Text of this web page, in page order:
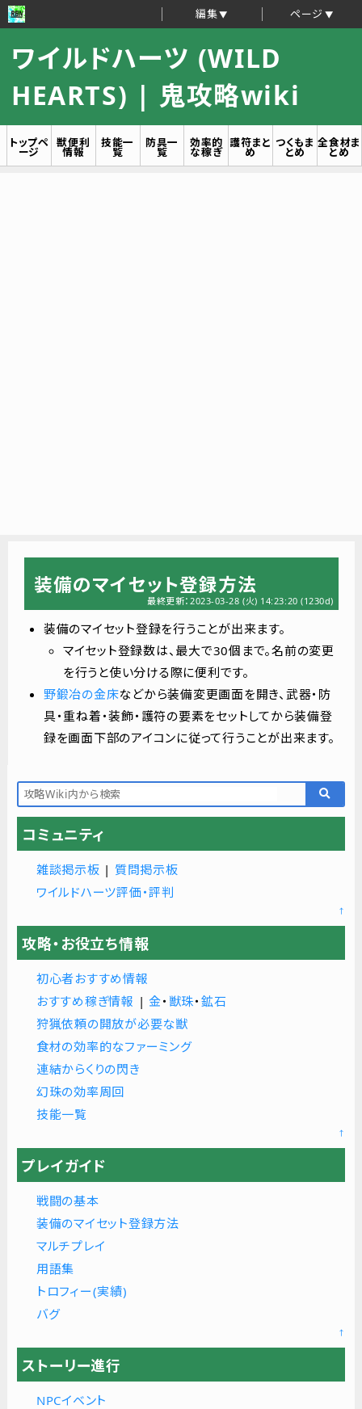
編集 ページ
ワイルドハーツ (WILD
HEARTS) | 鬼攻略wiki
トップペ
ージ
獣便利
情報
技能一
覧
防具一
覧
効率的
な稼ぎ
護符まと
め
つくもま
とめ
全食材ま
とめ
装備のマイセット登録方法
最終更新：2023-03-28 (火) 14:23:20 (1230d)
装備のマイセット登録を行うことが出来ます。
マイセット登録数は、最大で30個まで。名前の変更
を行うと使い分ける際に便利です。
野鍛冶の金床などから装備変更画面を開き、武器・防
具・重ね着・装飾・護符の要素をセットしてから装備登
録を画面下部のアイコンに従って行うことが出来ます。
コミュニティ
雑談掲示板 | 質問掲示板
ワイルドハーツ評価・評判
↑
攻略・お役立ち情報
初心者おすすめ情報
おすすめ稼ぎ情報 |金・ 獣珠・ 鉱石
狩猟依頼の開放が必要な獣
食材の効率的なファーミング
連結からくりの閃き
幻珠の効率周回
技能一覧
↑
プレイガイド
戦闘の基本
装備のマイセット登録方法
マルチプレイ
用語集
トロフィー(実績)
バグ
↑
ストーリー進行
NPCイベント